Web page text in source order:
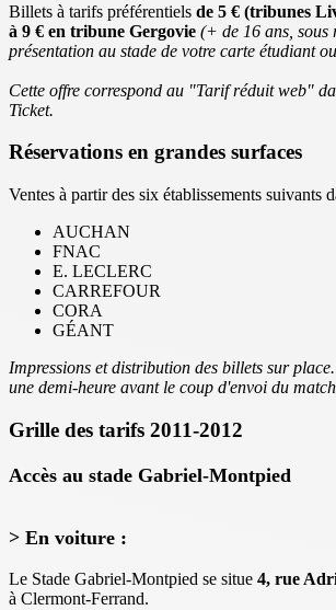
Billets à tarifs préférentiels de 5 € (tribunes
à 9 € en tribune Gergovie (+ de 16 ans, sous
présentation au stade de votre carte étudiant
Cette offre correspond au "Tarif réduit web"
Ticket.
Réservations en grandes surfaces
Ventes à partir des six établissements suivants
AUCHAN
FNAC
E. LECLERC
CARREFOUR
CORA
GÉANT
Impressions et distribution des billets sur
une demi-heure avant le coup d'envoi du
Grille des tarifs 2011-2012
Accès au stade Gabriel-Montpied
> En voiture :
Le Stade Gabriel-Montpied se situe 4, rue
à Clermont-Ferrand.